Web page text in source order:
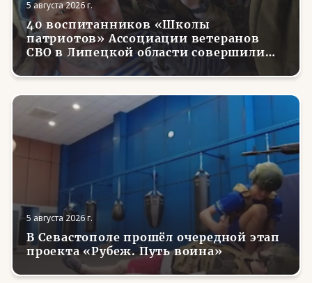
5 августа 2026 г.
40 воспитанников «Школы
патриотов» Ассоциации ветеранов
СВО в Липецкой области совершили
первые парашютные прыжки
5 августа 2026 г.
В Севастополе прошёл очередной этап
проекта «Рубеж. Путь воина»